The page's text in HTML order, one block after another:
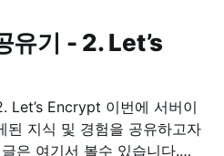
유기 - 2. Let’s
이번에 서버이
된 지식 및 경험을 공유하고자